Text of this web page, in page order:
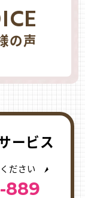
の声
ービス
ださい
889